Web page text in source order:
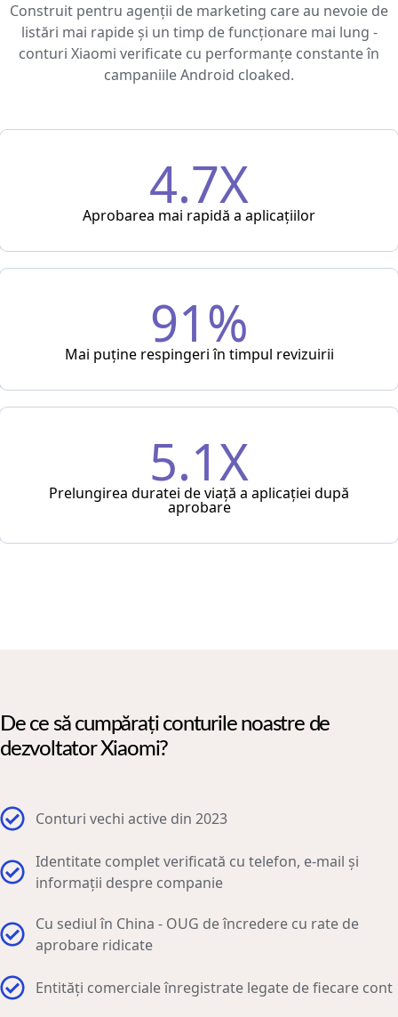
Construit pentru agenții de marketing care au nevoie de
listări mai rapide și un timp de funcționare mai lung -
conturi Xiaomi verificate cu performanțe constante în
campaniile Android cloaked.
4.7X
Aprobarea mai rapidă a aplicațiilor
91%
Mai puține respingeri în timpul revizuirii
5.1X
Prelungirea duratei de viață a aplicației după
aprobare
De ce să cumpărați conturile noastre de
dezvoltator Xiaomi?
Conturi vechi active din 2023
Identitate complet verificată cu telefon, e-mail și
informații despre companie
Cu sediul în China - OUG de încredere cu rate de
aprobare ridicate
Entități comerciale înregistrate legate de fiecare cont